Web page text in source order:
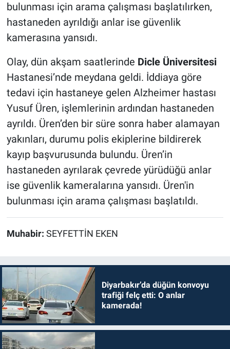
bulunması için arama çalışması başlatılırken,
hastaneden ayrıldığı anlar ise güvenlik
kamerasına yansıdı.
Olay, dün akşam saatlerinde Dicle Üniversitesi
Hastanesi’nde meydana geldi. İddiaya göre
tedavi için hastaneye gelen Alzheimer hastası
Yusuf Üren, işlemlerinin ardından hastaneden
ayrıldı. Üren’den bir süre sonra haber alamayan
yakınları, durumu polis ekiplerine bildirerek
kayıp başvurusunda bulundu. Üren’in
hastaneden ayrılarak çevrede yürüdüğü anlar
ise güvenlik kameralarına yansıdı. Üren'in
bulunması için arama çalışması başlatıldı.
Muhabir: SEYFETTİN EKEN
Diyarbakır’da düğün konvoyu
trafiği felç etti: O anlar
kamerada!